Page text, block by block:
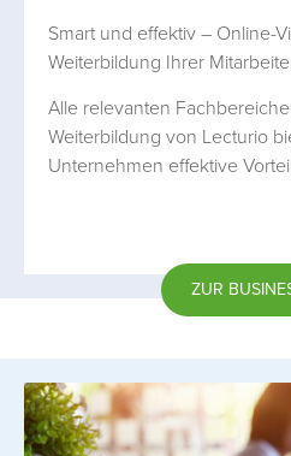
Smart und effektiv – Online-
Weiterbildung Ihrer
Alle relevanten
Weiterbildung von Lecturio
Unternehmen effektive
ZUR